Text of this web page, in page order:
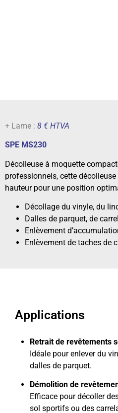
+ Lame : 8 € HTVA
SPE MS230
Décolleuse à moquette
professionnels, cette
hauteur pour une position
Décollage du vinyle, du
Dalles de parquet, de
Enlèvement
Enlèvement de taches de
Applications
Retrait de revêtements
Idéale pour enlever du
dalles de parquet.
Démolition de
Efficace pour décoller
sol sportifs ou des